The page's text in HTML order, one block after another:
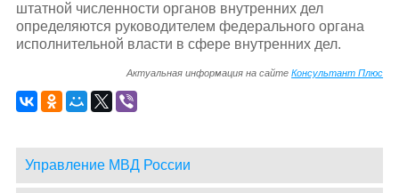
штатной численности органов внутренних дел
определяются руководителем федерального органа
исполнительной власти в сфере внутренних дел.
Актуальная информация на сайтеКонсультант Плюс
Управление МВД России